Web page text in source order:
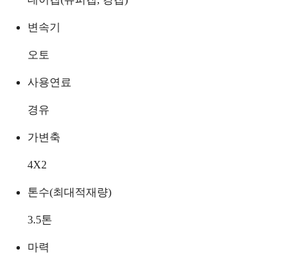
변속기
오토
사용연료
경유
가변축
4X2
톤수(최대적재량)
3.5톤
마력